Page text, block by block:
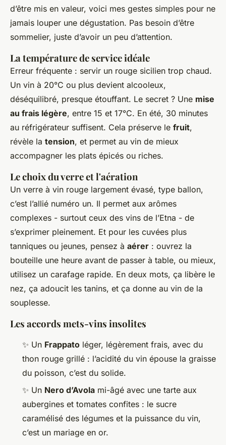
d’être mis en valeur, voici mes gestes simples pour ne
jamais louper une dégustation. Pas besoin d’être
sommelier, juste d’avoir un peu d’attention.
La température de service idéale
Erreur fréquente : servir un rouge sicilien trop chaud.
Un vin à 20°C ou plus devient alcooleux,
déséquilibré, presque étouffant. Le secret ? Une mise
au frais légère, entre 15 et 17°C. En été, 30 minutes
au réfrigérateur suffisent. Cela préserve le fruit,
révèle la tension, et permet au vin de mieux
accompagner les plats épicés ou riches.
Le choix du verre et l'aération
Un verre à vin rouge largement évasé, type ballon,
c’est l’allié numéro un. Il permet aux arômes
complexes - surtout ceux des vins de l’Etna - de
s’exprimer pleinement. Et pour les cuvées plus
tanniques ou jeunes, pensez à aérer : ouvrez la
bouteille une heure avant de passer à table, ou mieux,
utilisez un carafage rapide. En deux mots, ça libère le
nez, ça adoucit les tanins, et ça donne au vin de la
souplesse.
Les accords mets-vins insolites
✨ Un Frappato léger, légèrement frais, avec du
thon rouge grillé : l’acidité du vin épouse la graisse
du poisson, c’est du solide.
✨ Un Nero d’Avola mi-âgé avec une tarte aux
aubergines et tomates confites : le sucre
caramélisé des légumes et la puissance du vin,
c’est un mariage en or.